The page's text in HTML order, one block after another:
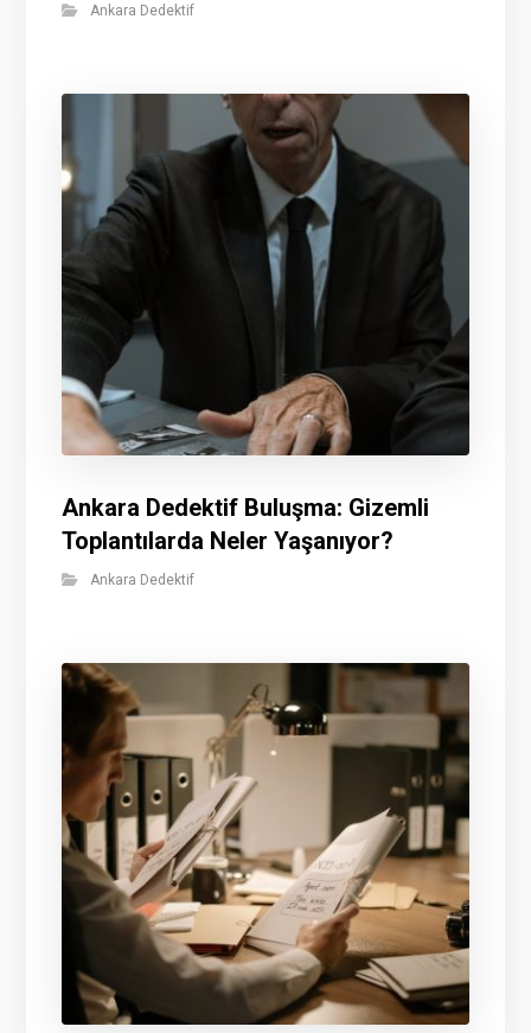
Ankara Dedektif
Ankara Dedektif Buluşma: Gizemli
Toplantılarda Neler Yaşanıyor?
Ankara Dedektif